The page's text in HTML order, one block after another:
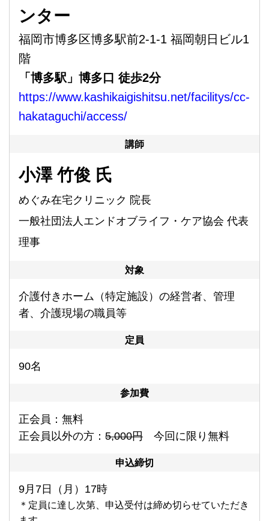
ンター
福岡市博多区博多駅前2-1-1 福岡朝日ビル1
階
「博多駅」博多口 徒歩2分
https://www.kashikaigishitsu.net/facilitys/cc-
hakataguchi/access/
講師
小澤 竹俊 氏
めぐみ在宅クリニック 院長
一般社団法人エンドオブライフ・ケア協会 代表
理事
対象
介護付きホーム（特定施設）の経営者、管理
者、介護現場の職員等
定員
90名
参加費
正会員：無料
正会員以外の方： 5,000円 今回に限り無料
申込締切
9月7 日（月）17時
＊定員に達し次第、申込受付は締め切らせていただき